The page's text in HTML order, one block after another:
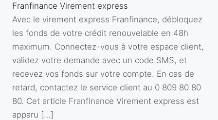
Franfinance Virement express
Avec le virement express Franfinance, débloquez
les fonds de votre crédit renouvelable en 48h
maximum. Connectez-vous à votre espace client,
validez votre demande avec un code SMS, et
recevez vos fonds sur votre compte. En cas de
retard, contactez le service client au 0 809 80 80
80. Cet article Franfinance Virement express est
apparu […]